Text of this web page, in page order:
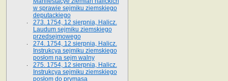
w sprawie sejmiku ziemskiego
deputackiego
273. 1754, 12 sierpnia, Halicz.
Laudum sejmiku ziemskiego
przedsejmowego
274. 1754, 12 sierpnia, Halicz.
Instrukcya sejmiku ziemskiego
posłom na sejm walny
275. 1754, 12 sierpnia, Halicz.
Instrukcya sejmiku ziemskiego
posłom do prymasa